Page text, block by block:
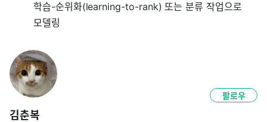
학습-순위화(learning-to-rank) 또는 분류 작업으로
모델링
김춘복
팔로우